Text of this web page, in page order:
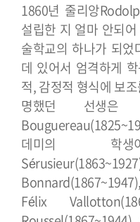
1860년 줄리앙
설립한 지 얼마 안되
술학교의 하나가 되
데 있어서 엄격하게
적, 감정적 형식에 보
명했던 선생은
데미의 학생
Félix